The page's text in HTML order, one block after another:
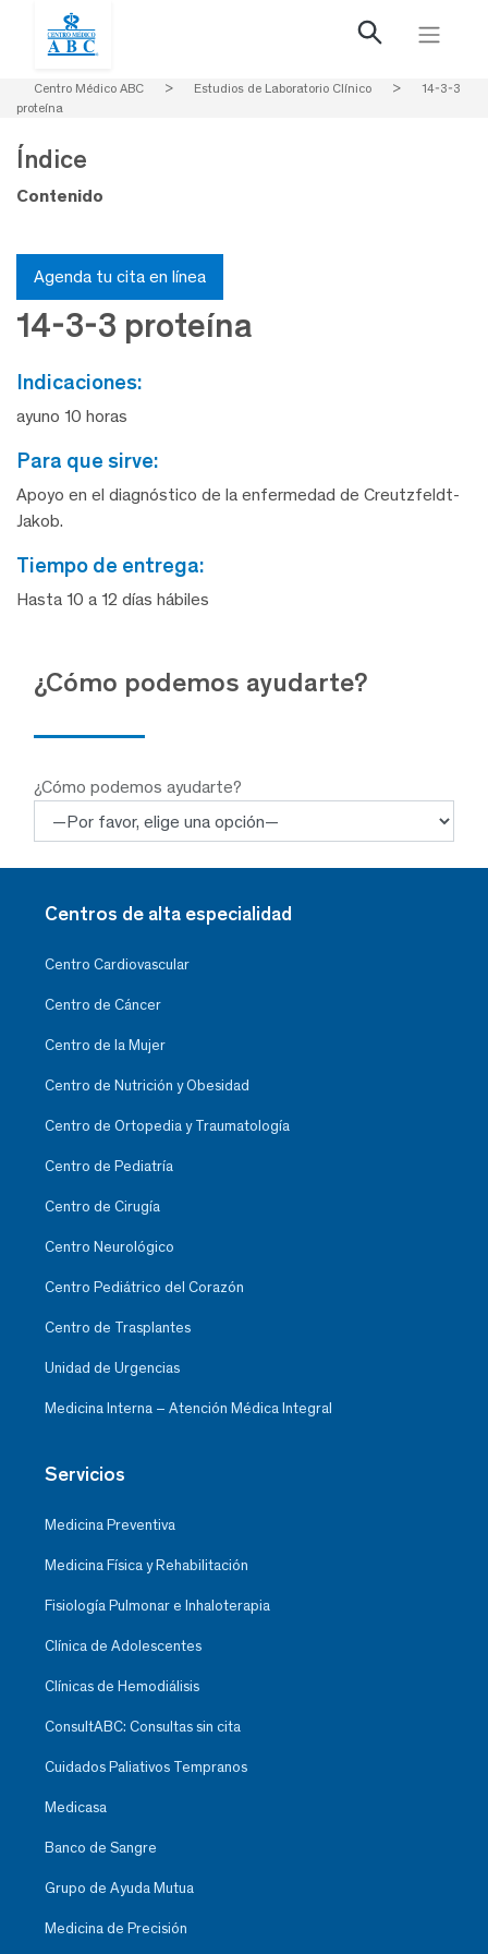
Centro Médico ABC > Estudios de Laboratorio Clínico >
14-3-3
proteína
14-3-3 proteína
indicaciones:
ayuno 10 horas
para que sirve:
Apoyo en el diagnóstico de la enfermedad de Creutzfeldt-
Jakob.
tiempo de entrega:
Hasta 10 a 12 días hábiles
¿Cómo podemos ayudarte?
¿Cómo podemos ayudarte?
Índice
Contenido
Agenda tu cita en línea
Centros de alta especialidad
Centro Cardiovascular
Centro de Cáncer
Centro de la Mujer
Centro de Nutrición y Obesidad
Centro de Ortopedia y Traumatología
Centro de Pediatría
Centro de Cirugía
Centro Neurológico
Centro Pediátrico del Corazón
Centro de Trasplantes
Unidad de Urgencias
Medicina Interna – Atención Médica Integral
Servicios
Medicina Preventiva
Medicina Física y Rehabilitación
Fisiología Pulmonar e Inhaloterapia
Clínica de Adolescentes
Clínicas de Hemodiálisis
ConsultABC: Consultas sin cita
Cuidados Paliativos Tempranos
Medicasa
Banco de Sangre
Grupo de Ayuda Mutua
Medicina de Precisión